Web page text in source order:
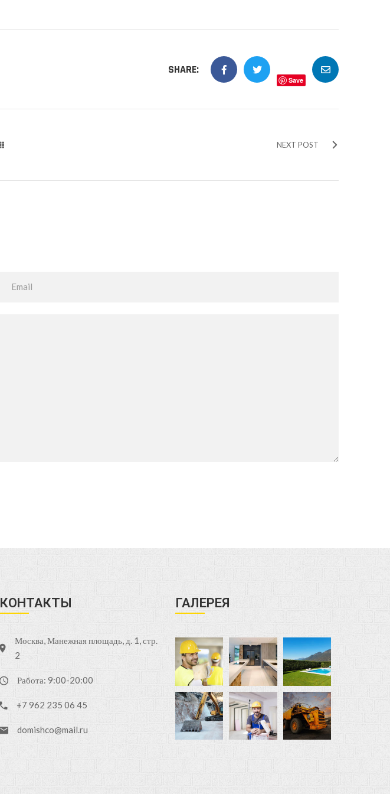
SHARE:
Save
NEXT POST
КОНТАКТЫ
Москва, Манежная площадь, д. 1, стр.
2
Работа: 9:00-20:00
+7 962 235 06 45
domishco@mail.ru
ГАЛЕРЕЯ